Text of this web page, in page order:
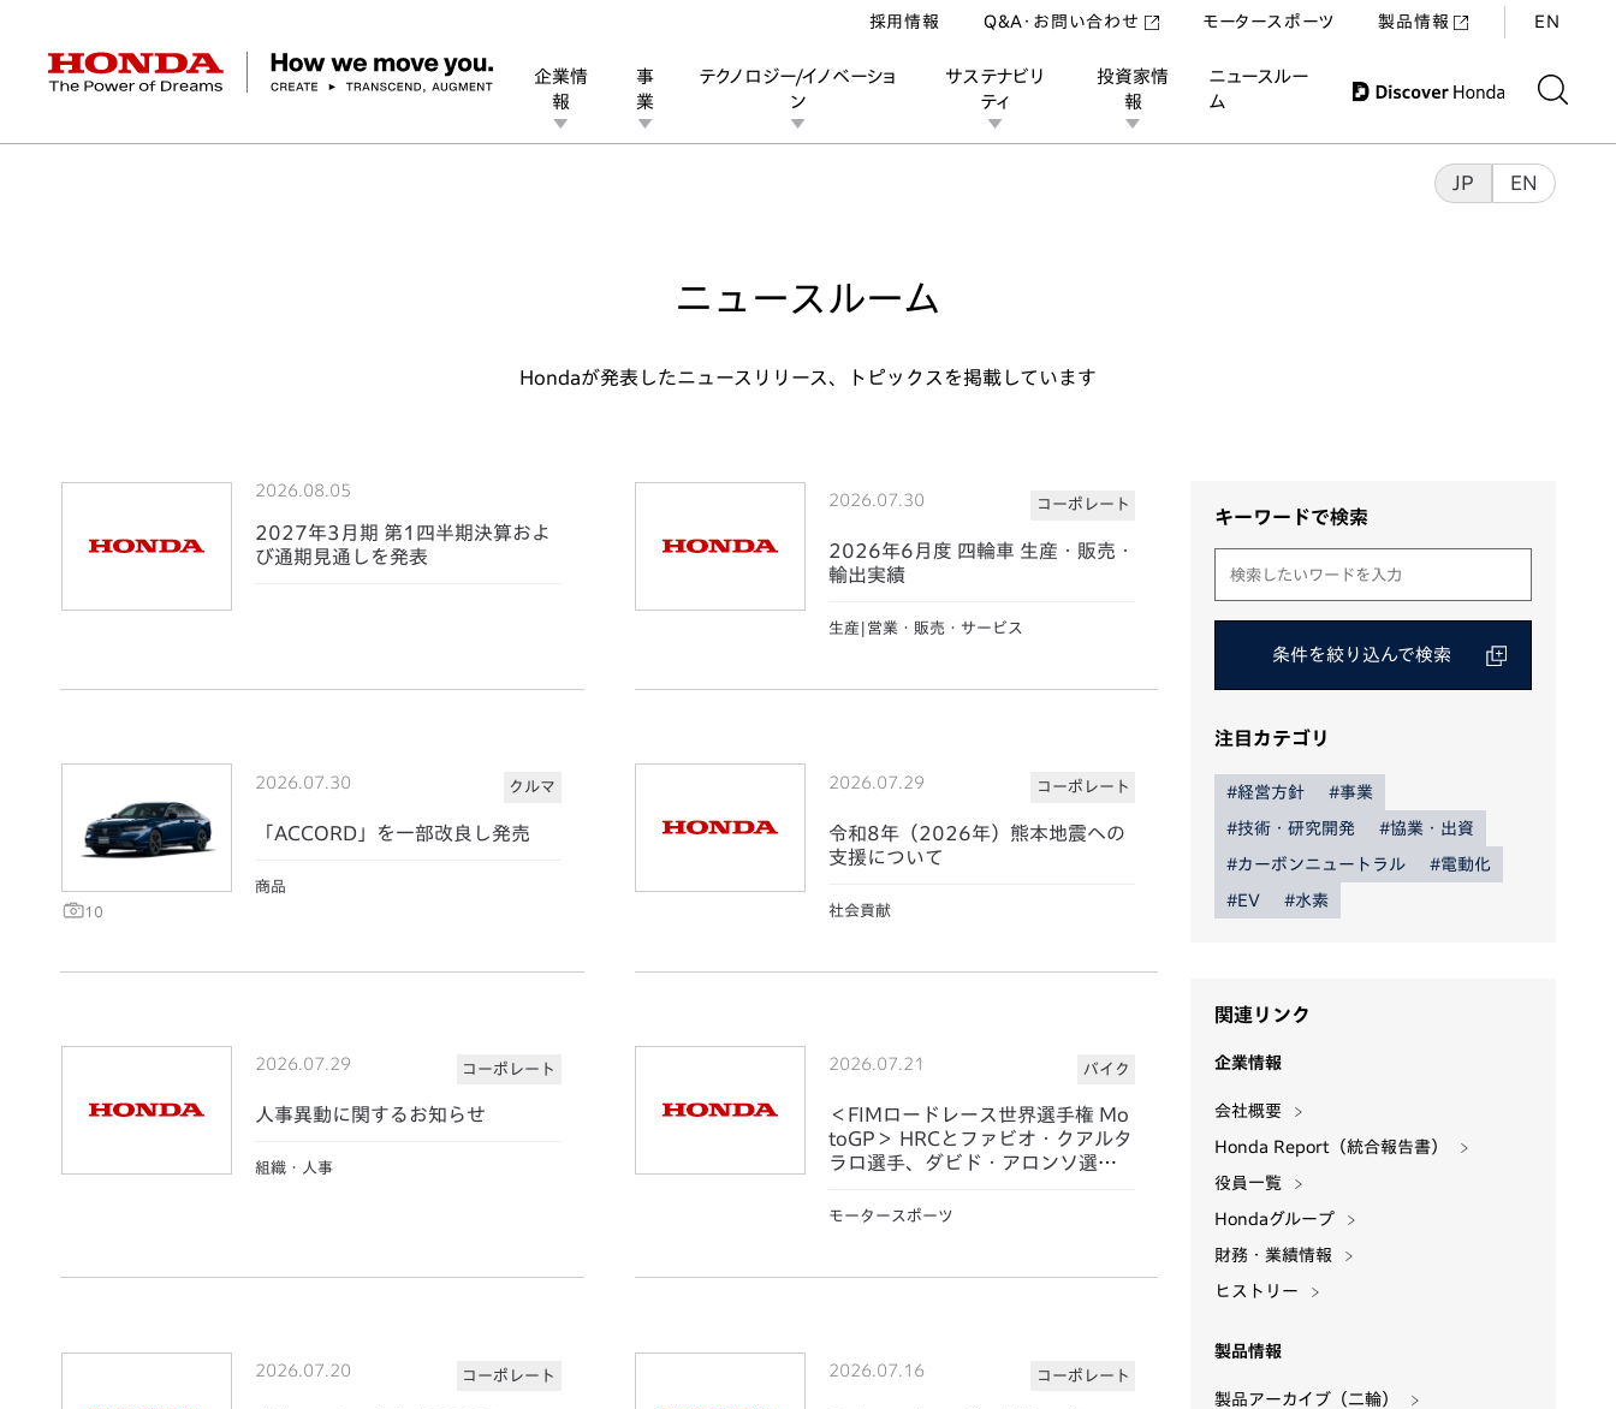
HONDA The Power of Dreams
企業情
報
事
業
テクノロジー/イノベーショ
ン
サステナビリ
ティ
投資家情
報
ニュースルー
ム
採用情報 Q&A・お問い合わせ モータースポーツ 製品情報 EN
ニュースルーム
Hondaが発表したニュースリリース、トピックスを掲載しています
2026.08.05
2027年3月期 第1四半期決算およ
び通期見通しを発表
2026.07.30 コーポレート
2026年6月度 四輪車 生産・販売・
輸出実績
生産|営業・販売・サービス
10
2026.07.30 クルマ
「ACCORD」を一部改良し発売
商品
2026.07.29 コーポレート
令和8年（2026年）熊本地震への
支援について
社会貢献
2026.07.29 コーポレート
人事異動に関するお知らせ
組織・人事
2026.07.21 バイク
＜FIMロードレース世界選手権 Mo
toGP＞ HRCとファビオ・クアルタ
ラロ選手、ダビド・アロンソ選手
モータースポーツ
2026.07.20 コーポレート 2026.07.16 コーポレート
キーワードで検索
条件を絞り込んで検索
注目カテゴリ
#経営方針 #事業
#技術・研究開発 #協業・出資
#カーボンニュートラル #電動化
#EV #水素
関連リンク
企業情報
会社概要
Honda Report（統合報告書）
役員一覧
Hondaグループ
財務・業績情報
ヒストリー
製品情報
製品アーカイブ（二輪）
JP EN